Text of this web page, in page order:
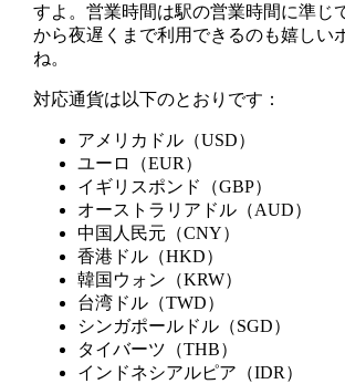
すよ。営業時間は駅の営業時間に準じ
から夜遅くまで利用できるのも嬉しい
ね。
対応通貨は以下のとおりです：
アメリカドル（USD）
ユーロ（EUR）
イギリスポンド（GBP）
オーストラリアドル（AUD）
中国人民元（CNY）
香港ドル（HKD）
韓国ウォン（KRW）
台湾ドル（TWD）
シンガポールドル（SGD）
タイバーツ（THB）
インドネシアルピア（IDR）